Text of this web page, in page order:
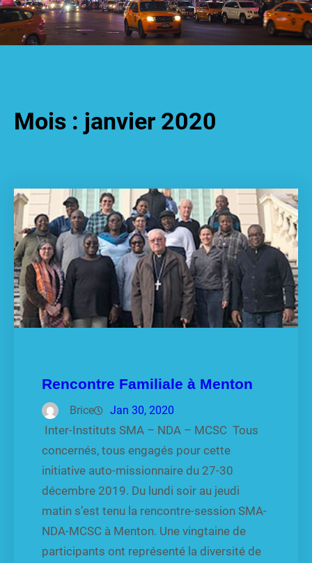
Mois : janvier 2020
Rencontre Familiale à Menton
Brice Jan 30, 2020
Inter-Instituts SMA – NDA – MCSC Tous
concernés, tous engagés pour cette
initiative auto-missionnaire du 27-30
décembre 2019. Du lundi soir au jeudi
matin s’est tenu la rencontre-session SMA-
NDA-MCSC à Menton. Une vingtaine de
participants ont représenté la diversité de